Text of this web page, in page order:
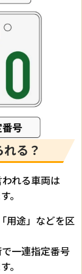
る？
れる車両は
。
用途」などを区
一連指定番号
。